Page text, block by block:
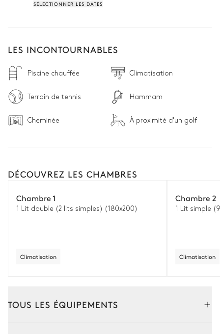
SÉLECTIONNER LES DATES
LES INCONTOURNABLES
Piscine chauffée Climatisation
Terrain de tennis Hammam
Cheminée À proximité d'un golf
DÉCOUVREZ LES CHAMBRES
Chambre 1
1 Lit double (2 lits simples) (180x200)
Climatisation
Chambre 2
1 Lit simple
Climatisation
TOUS LES ÉQUIPEMENTS